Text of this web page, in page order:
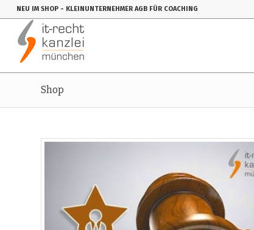
NEU IM SHOP - KLEINUNTERNEHMER AGB FÜR COACHING
Shop